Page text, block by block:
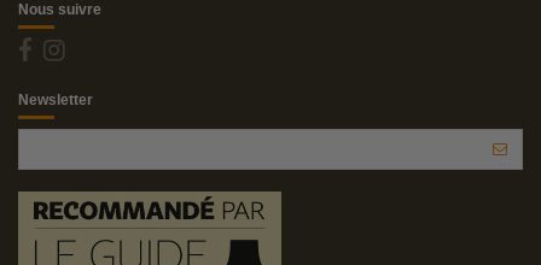
Nous suivre
Newsletter